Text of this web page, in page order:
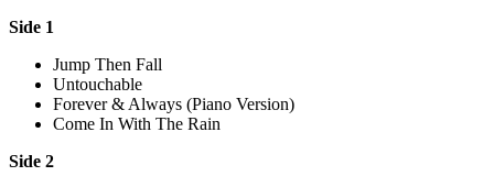
Side 1
Jump Then Fall
Untouchable
Forever & Always (Piano Version)
Come In With The Rain
Side 2